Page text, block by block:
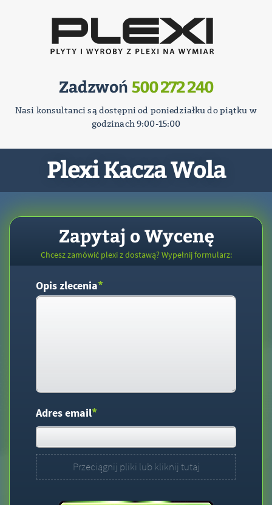
Zadzwoń 500 272 240
Nasi konsultanci są dostępni od poniedziałku do piątku w
godzinach 9:00-15:00
Plexi Kacza Wola
Zapytaj o Wycenę
Chcesz zamówić plexi z dostawą? Wypełnij formularz:
Opis zlecenia*
Adres email*
Przeciągnij pliki lub kliknij tutaj